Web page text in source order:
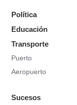
Política
Educación
Transporte
Puerto
Aeropuerto
Sucesos